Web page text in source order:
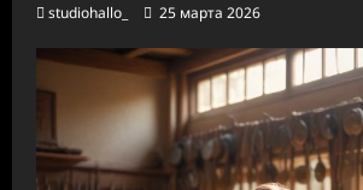
studiohallo_ 25 марта 2026